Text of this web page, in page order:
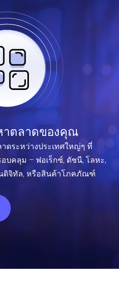
าตลาดของคุณ
าดระหว่างประเทศใหญ่ๆ ที่
อบคลุม – ฟอเร็กซ์, ดัชนี, โลหะ,
ดิจิทัล, หรือสินค้าโภคภัณฑ์